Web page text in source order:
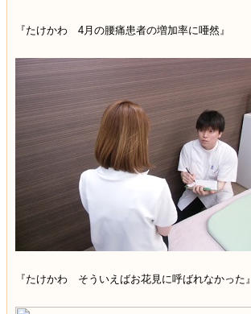
『たけかわ 4月の腰痛患者の増加率に唖然』
『たけかわ そういえばお花見に呼ばれなかった』